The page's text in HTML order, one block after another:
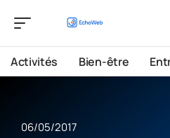
Activités Bien-être
06/05/2017